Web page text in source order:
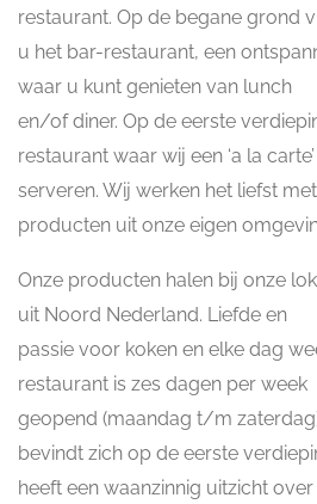
restaurant. Op de begane grond
u het bar-restaurant, een
waar u kunt genieten van lunch
en/of diner. Op de eerste
restaurant waar wij een ‘a la
serveren. Wij werken het liefst
producten uit onze eigen
Onze producten halen bij onze
uit Noord Nederland. Liefde en
passie voor koken en elke dag
restaurant is zes dagen per week
geopend (maandag t/m
bevindt zich op de eerste
heeft een waanzinnig uitzicht